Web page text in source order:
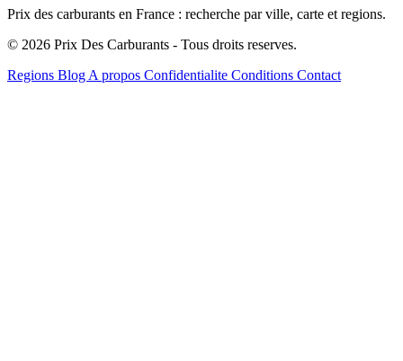
Prix des carburants en France : recherche par ville, carte et regions.
© 2026 Prix Des Carburants - Tous droits reserves.
Regions Blog A propos Confidentialite Conditions Contact